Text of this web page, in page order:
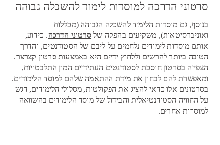
סרטוני הדרכה למוסדות לימוד להשכלה גבוהה
בנוסף, גם מוסדות הלימוד להשכלה הגבוהה (מכללות
ואוניברסיטאות), משקיעים בהפקה שלסרטוני הדרכה. כידוע,
אותם מוסדות לימודים נלחמים על ליבם של הסטודנטים, והדרך
הטובה ביותר להרשים וללחוץ ידיים היא באמצעות סרטון קצרצר.
הצפייה בסרטון חוסכת לסטודנטים העתידיים המון התלבטויות,
ומאפשרת להם לבחון את מידת ההתאמה שלהם למוסד הלימודים.
בסרטונים אלו כדאי להציג את הפקולטות, מסלולי הלימודים, דגש
על החוויה הסטודנטיאלית והבידול של מוסד הלימודים בהשוואה
למוסדות אחרים.